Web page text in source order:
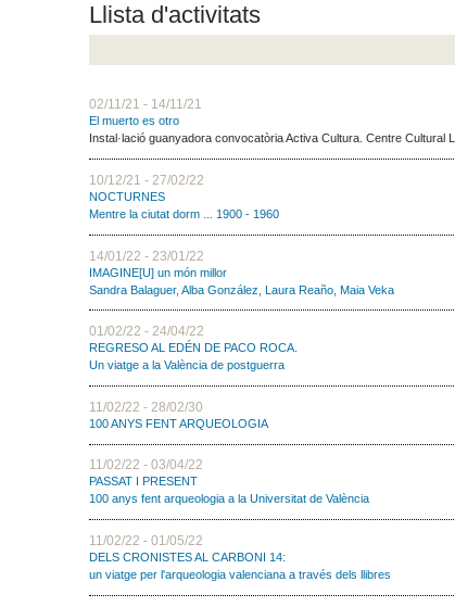
Llista d'activitats
02/11/21 - 14/11/21
El muerto es otro
Instal·lació guanyadora convocatòria Activa Cultura. Centre Cultural
10/12/21 - 27/02/22
NOCTURNES
Mentre la ciutat dorm ... 1900 - 1960
14/01/22 - 23/01/22
IMAGINE[U] un món millor
Sandra Balaguer, Alba González, Laura Reaño, Maia Veka
01/02/22 - 24/04/22
REGRESO AL EDÉN DE PACO ROCA.
Un viatge a la València de postguerra
11/02/22 - 28/02/30
100 ANYS FENT ARQUEOLOGIA
11/02/22 - 03/04/22
PASSAT I PRESENT
100 anys fent arqueologia a la Universitat de València
11/02/22 - 01/05/22
DELS CRONISTES AL CARBONI 14:
un viatge per l'arqueologia valenciana a través dels llibres